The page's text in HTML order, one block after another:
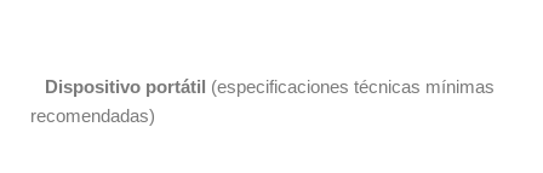
Dispositivo portátil (especificaciones técnicas mínimas
recomendadas)